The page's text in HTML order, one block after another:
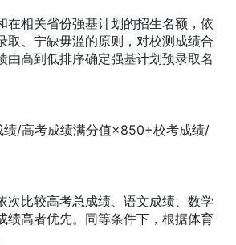
在相关省份强基计划的招生名额，依
取、宁缺毋滥的原则，对校测成绩合
由高到低排序确定强基计划预录取名
绩/高考成绩满分值×850+校考成绩/
次比较高考总成绩、语文成绩、数学
绩高者优先。同等条件下，根据体育